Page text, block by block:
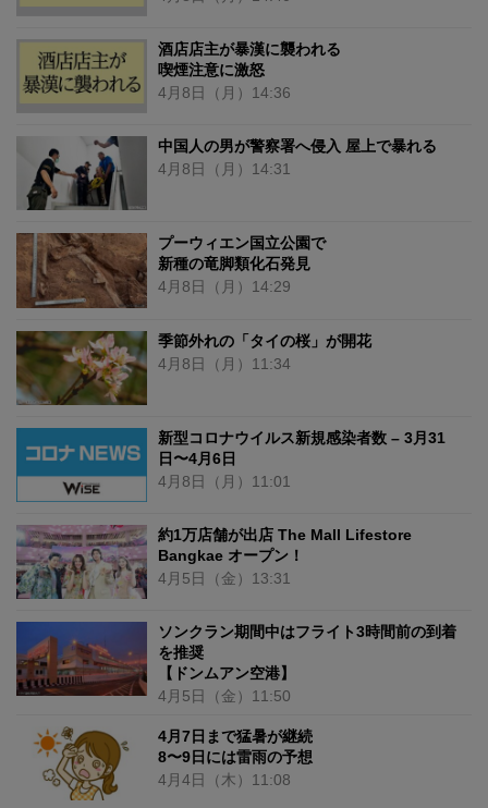
酒店店主が暴漢に襲われる
喫煙注意に激怒
4月8日 （月） 14:36
中国人の男が警察署へ侵入 屋上で暴れる
4月8日 （月） 14:31
プーウィエン国立公園で
新種の竜脚類化石発見
4月8日 （月） 14:29
季節外れの「タイの桜」が開花
4月8日 （月） 11:34
新型コロナウイルス新規感染者数 – 3月31
日〜4月6日
4月8日 （月） 11:01
約1万店舗が出店 The Mall Lifestore
Bangkae オープン！
4月5日 （金） 13:31
ソンクラン期間中はフライト3時間前の到着
を推奨
【ドンムアン空港】
4月5日 （金） 11:50
4月7日まで猛暑が継続
8〜9日には雷雨の予想
4月4日 （木） 11:08